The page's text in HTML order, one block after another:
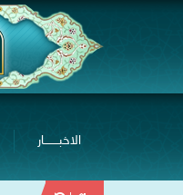
الاخبــــــــار